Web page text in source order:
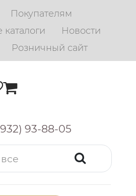
Покупателям
Новости
Розничный сайт
93-88-05